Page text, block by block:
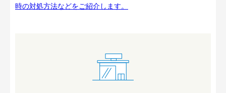
時の対処方法などをご紹介します。